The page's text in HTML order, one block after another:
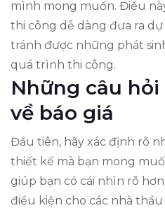
mình mong muốn. Điều
thi công dễ dàng đưa ra
tránh được những phát
quá trình thi công.
Những câu
về báo giá
Đầu tiên, hãy xác định rõ
thiết kế mà bạn mong
giúp bạn có cái nhìn rõ
điều kiện cho các nhà